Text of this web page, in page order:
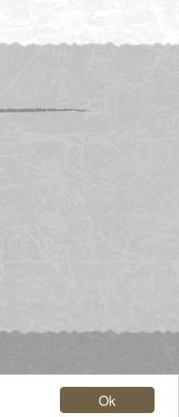
Ok